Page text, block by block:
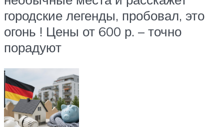
городские легенды, пробовал, это
огонь ! Цены от 600 р. – точно
порадуют